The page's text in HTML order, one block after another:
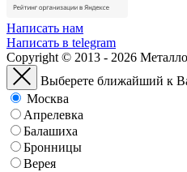
Написать нам
Написать в telegram
Copyright © 2013 - 2026
Выберете ближайший к
Москва
Апрелевка
Балашиха
Бронницы
Верея